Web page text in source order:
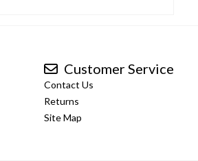
Customer Service
Contact Us
Returns
Site Map